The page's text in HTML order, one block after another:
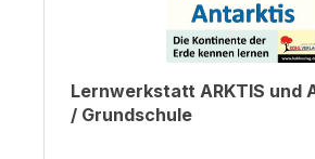
Lernwerkstatt ARKTIS und
/ Grundschule